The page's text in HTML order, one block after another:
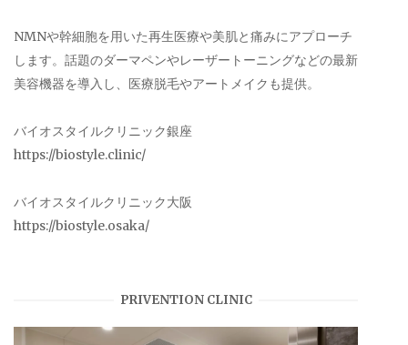
NMNや幹細胞を用いた再生医療や美肌と痛みにアプローチ
します。話題のダーマペンやレーザートーニングなどの最新
美容機器を導入し、医療脱毛やアートメイクも提供。
バイオスタイルクリニック銀座
https://biostyle.clinic/
バイオスタイルクリニック大阪
https://biostyle.osaka/
PRIVENTION CLINIC